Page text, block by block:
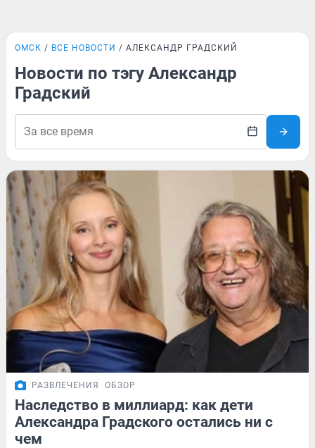
ОМСК ВСЕ НОВОСТИ АЛЕКСАНДР ГРАДСКИЙ
Новости по тэгу Александр
Градский
РАЗВЛЕЧЕНИЯ ОБЗОР
Наследство в миллиард: как дети
Александра Градского остались ни с
чем